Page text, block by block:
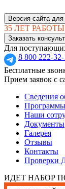
Версия
35 ЛЕТ
Заказать
Для
8 800 222-
Бесплатные
Прием заявок
Сведения
Наши
Документы
Галерея
Отзывы
Контакты
Проверки
ИДЕТ НАБОР